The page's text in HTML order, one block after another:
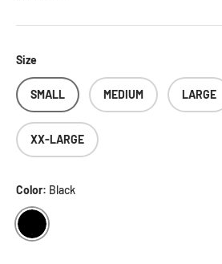
Size
SMALL MEDIUM LARGE
XX-LARGE
Color: Black
BLACK